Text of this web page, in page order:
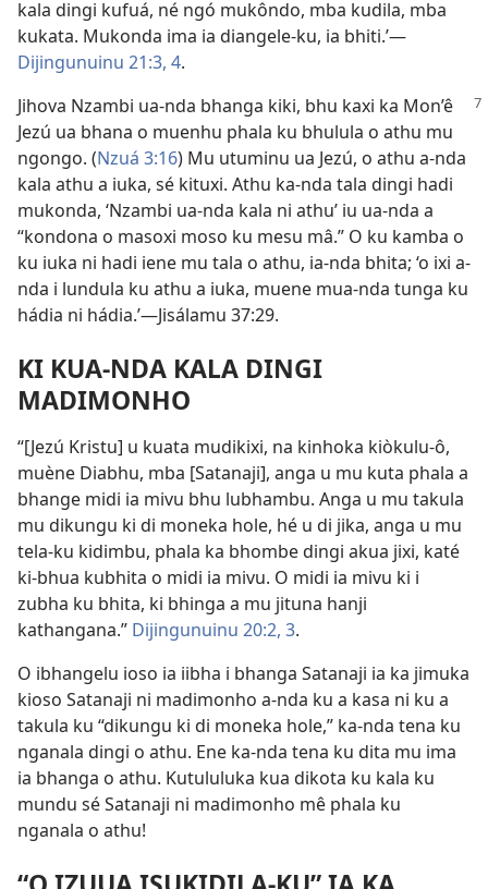
kala dingi kufuá, né ngó mukôndo, mba kudila, mba
kukata. Mukonda ima ia diangele-ku, ia bhiti.’—
Dijingunuinu 21:3, 4.
Jihova Nzambi ua-nda bhanga kiki, bhu kaxi ka Mon’ê
Jezú ua bhana o muenhu phala ku bhulula o athu mu
ngongo. (Nzuá 3:16) Mu utuminu ua Jezú, o athu a-nda
kala athu a iuka, sé kituxi. Athu ka-nda tala dingi hadi
mukonda, ‘Nzambi ua-nda kala ni athu’ iu ua-nda a
“kondona o masoxi moso ku mesu mâ.” O ku kamba o
ku iuka ni hadi iene mu tala o athu, ia-nda bhita; ‘o ixi a-
nda i lundula ku athu a iuka, muene mua-nda tunga ku
hádia ni hádia.’—Jisálamu 37:29.
KI KUA-NDA KALA DINGI
MADIMONHO
“[Jezú Kristu] u kuata mudikixi, na kinhoka kiòkulu-ô,
muène Diabhu, mba [Satanaji], anga u mu kuta phala a
bhange midi ia mivu bhu lubhambu. Anga u mu takula
mu dikungu ki di moneka hole, hé u di jika, anga u mu
tela-ku kidimbu, phala ka bhombe dingi akua jixi, katé
ki-bhua kubhita o midi ia mivu. O midi ia mivu ki i
zubha ku bhita, ki bhinga a mu jituna hanji
kathangana.” Dijingunuinu 20:2, 3.
O ibhangelu ioso ia iibha i bhanga Satanaji ia ka jimuka
kioso Satanaji ni madimonho a-nda ku a kasa ni ku a
takula ku “dikungu ki di moneka hole,” ka-nda tena ku
nganala dingi o athu. Ene ka-nda tena ku dita mu ima
ia bhanga o athu. Kutululuka kua dikota ku kala ku
mundu sé Satanaji ni madimonho mê phala ku
nganala o athu!